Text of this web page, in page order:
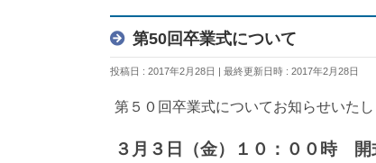
第50回卒業式について
投稿日 : 2017年2月28日 最終更新日時 : 2017年2月28日
第５０回卒業式についてお知らせいたし
３月３日（金）１０：００時 開